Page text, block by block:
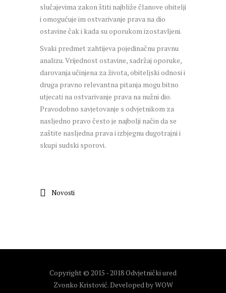
slučajevima zakon štiti najbliže članove obitelji
i omogućuje im ostvarivanje prava na dio
ostavine čak i kada su oporukom izostavljeni.
Svaki predmet zahtijeva pojedinačnu pravnu
analizu. Vrijednost ostavine, sadržaj oporuke,
darovanja učinjena za života, obiteljski odnosi i
druga pravno relevantna pitanja mogu bitno
utjecati na ostvarivanje prava na nužni dio.
Pravodobno savjetovanje s odvjetnikom za
nasljedno pravo često je najbolji način da se
zaštite nasljedna prava i izbjegnu dugotrajni i
skupi sudski sporovi.
Novosti
Copyright © 2015 - 2018 Odvjetnički ured
Zvonko Kristović. Developed byWOW